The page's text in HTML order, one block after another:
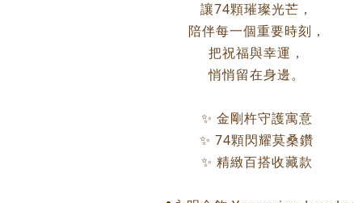
讓74顆璀璨光芒，
陪伴每一個重要時刻，
把祝福與幸運，
悄悄留在身邊。
✨ 金剛杵守護寓意
✨ 74顆閃耀莫桑鑽
✨ 精緻百搭收藏款